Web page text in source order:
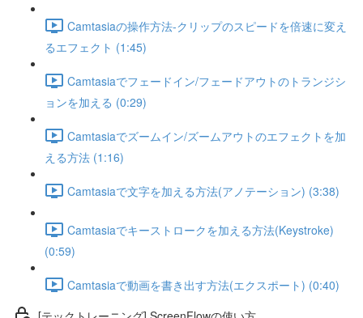
Camtasiaの操作方法-クリップのスピードを倍速に変え
るエフェクト (1:45)
Camtasiaでフェードイン/フェードアウトのトランジシ
ョンを加える (0:29)
Camtasiaでズームイン/ズームアウトのエフェクトを加
える方法 (1:16)
Camtasiaで文字を加える方法(アノテーション) (3:38)
Camtasiaでキーストロークを加える方法(Keystroke)
(0:59)
Camtasiaで動画を書き出す方法(エクスポート) (0:40)